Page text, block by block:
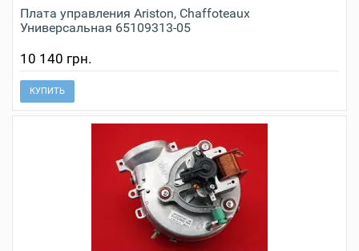
Плата управления Ariston, Chaffoteaux
Универсальная 65109313-05
10 140 грн.
КУПИТЬ